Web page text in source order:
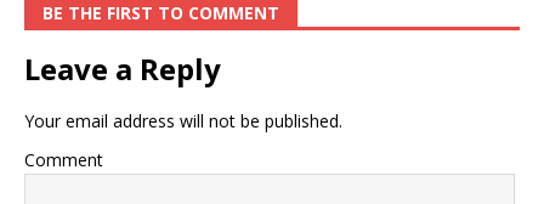
BE THE FIRST TO COMMENT
Leave a Reply
Your email address will not be published.
Comment